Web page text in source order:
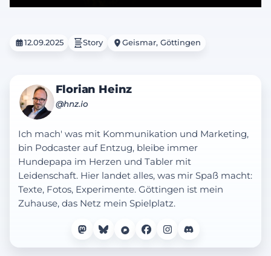
12.09.2025 Story Geismar, Göttingen
Florian Heinz
@hnz.io
Ich mach' was mit Kommunikation und Marketing,
bin Podcaster auf Entzug, bleibe immer
Hundepapa im Herzen und Tabler mit
Leidenschaft. Hier landet alles, was mir Spaß macht:
Texte, Fotos, Experimente. Göttingen ist mein
Zuhause, das Netz mein Spielplatz.